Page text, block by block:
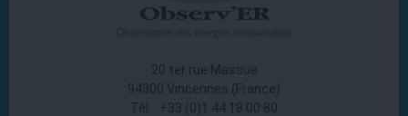
20 ter rue Massue
94300 Vincennes (France)
Tél. : +33 (0)1 44 18 00 80